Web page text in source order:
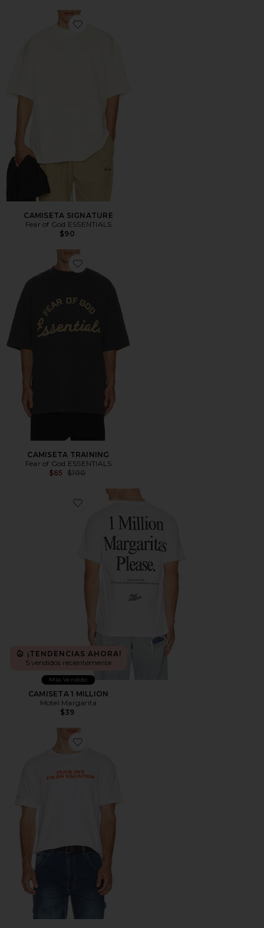
Favorite CAMISETA SIGNATURE
CAMISETA SIGNATURE
Fear of God ESSENTIALS
$90
Favorite CAMISETA TRAINING
CAMISETA TRAINING
Fear of God ESSENTIALS
$65 Previous price:
$100
Favorite CAMISETA 1 MILLION
¡TENDENCIAS AHORA!
5 vendidos recientemente
Más Vendido
CAMISETA 1 MILLION
Motel Margarita
$39
Favorite CAMISETA VACATION